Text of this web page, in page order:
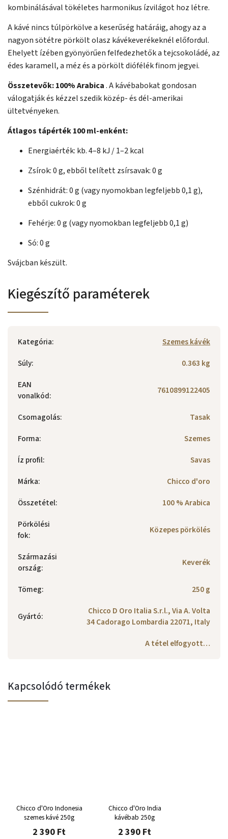
kombinálásával tökéletes harmonikus ízvilágot hoz létre.
A kávé nincs túlpörkölve a keserűség határáig, ahogy az a
nagyon sötétre pörkölt olasz kávékeverékeknél előfordul.
Ehelyett ízében gyönyörűen felfedezhetők a tejcsokoládé, az
édes karamell, a méz és a pörkölt diófélék finom jegyei.
Összetevők:100% Arabica. A kávébabokat gondosan
válogatják és kézzel szedik közép- és dél-amerikai
ültetvényeken.
Átlagos tápérték 100 ml-enként:
Energiaérték: kb. 4–8 kJ / 1–2 kcal
Zsírok: 0 g, ebből telített zsírsavak: 0 g
Szénhidrát: 0 g (vagy nyomokban legfeljebb 0,1 g),
ebből cukrok: 0 g
Fehérje: 0 g (vagy nyomokban legfeljebb 0,1 g)
Só: 0 g
Svájcban készült.
Kiegészítő paraméterek
Kategória:
Szemes kávék
Súly:
0.363 kg
EAN
vonalkód: 7610899122405
Csomagolás:
Tasak
Forma:
Szemes
Íz profil:
Savas
Márka:
Chicco d'oro
Összetétel:
100 % Arabica
Pörkölési
fok: Közepes pörkölés
Származási
ország: Keverék
Tömeg: 250 g
Gyártó:
Chicco D Oro Italia S.r.l., Via A. Volta
34 Cadorago Lombardia 22071, Italy
A tétel elfogyott…
Kapcsolódó termékek
Chicco d'Oro Indonesia
szemes kávé 250g
2 390 Ft
Chicco d'Oro India
kávébab 250g
2 390 Ft